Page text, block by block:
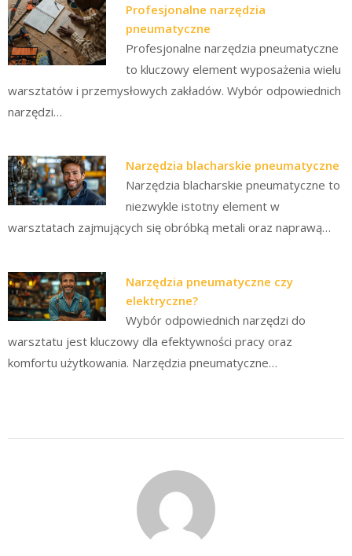
Profesjonalne narzędzia
pneumatyczne
Profesjonalne narzędzia pneumatyczne
to kluczowy element wyposażenia wielu
warsztatów i przemysłowych zakładów. Wybór odpowiednich
narzędzi…
Narzędzia blacharskie pneumatyczne
Narzędzia blacharskie pneumatyczne to
niezwykle istotny element w
warsztatach zajmujących się obróbką metali oraz naprawą…
Narzędzia pneumatyczne czy
elektryczne?
Wybór odpowiednich narzędzi do
warsztatu jest kluczowy dla efektywności pracy oraz
komfortu użytkowania. Narzędzia pneumatyczne…